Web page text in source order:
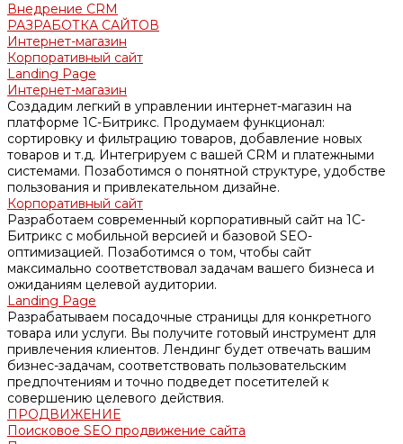
Внедрение CRM
РАЗРАБОТКА САЙТОВ
Интернет-магазин
Корпоративный сайт
Landing Page
Интернет-магазин
Создадим легкий в управлении интернет-магазин на
платформе 1С-Битрикс. Продумаем функционал:
сортировку и фильтрацию товаров, добавление новых
товаров и т.д. Интегрируем с вашей CRM и платежными
системами. Позаботимся о понятной структуре, удобстве
пользования и привлекательном дизайне.
Корпоративный сайт
Разработаем современный корпоративный сайт на 1С-
Битрикс с мобильной версией и базовой SEO-
оптимизацией. Позаботимся о том, чтобы сайт
максимально соответствовал задачам вашего бизнеса и
ожиданиям целевой аудитории.
Landing Page
Разрабатываем посадочные страницы для конкретного
товара или услуги. Вы получите готовый инструмент для
привлечения клиентов. Лендинг будет отвечать вашим
бизнес-задачам, соответствовать пользовательским
предпочтениям и точно подведет посетителей к
совершению целевого действия.
ПРОДВИЖЕНИЕ
Поисковое SEO продвижение сайта